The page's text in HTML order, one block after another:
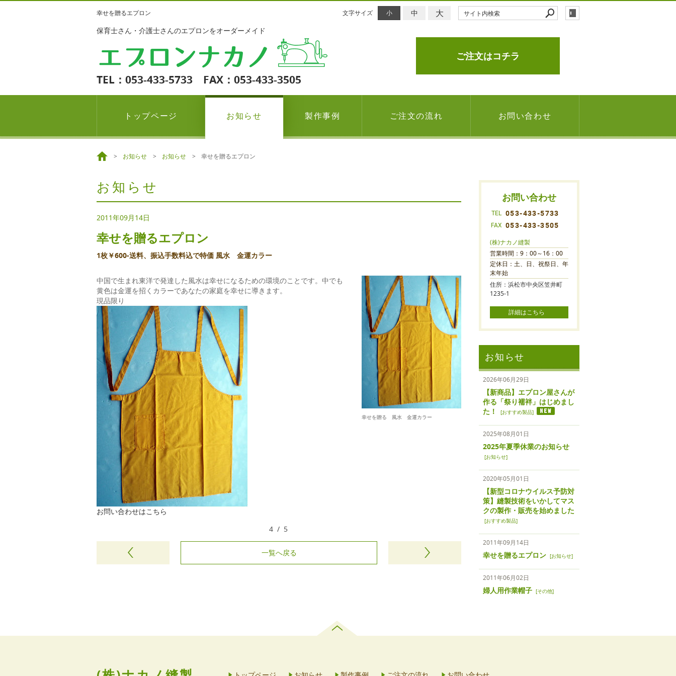
幸せを贈るエプロン 文字サイズ 小 中 大
保育士さん・介護士さんのエプロンをオーダーメイド
ご注文はコチラ
TEL：053-433-5733 FAX：053-433-3505
トップページ お知らせ 製作事例 ご注文の流れ お問い合わせ
お知らせ お知らせ 幸せを贈るエプロン
お知らせ
2011年09月14日
幸せを贈るエプロン
1枚￥600-送料、振込手数料込で特価 風水 金運カラー
幸せを贈る 風水 金運カラー
中国で生まれ東洋で発達した風水は幸せになるための環境のことです。中でも
黄色は金運を招くカラーであなたの家庭を幸せに導きます。
現品限り
お問い合わせはこちら
4 / 5
一覧へ戻る
お問い合わせ
TEL 053-433-5733
FAX 053-433-3505
(株)ナカノ縫製
営業時間：9：00～16：00
定休日：土、日、祝祭日、年
末年始
住所：浜松市中央区笠井町
1235-1
お知らせ
2026年06月29日
【新商品】エプロン屋さんが
作る「祭り襦袢」はじめまし
た！
[おすすめ製品]
2025年08月01日
2025年夏季休業のお知らせ
[お知らせ]
2020年05月01日
【新型コロナウイルス予防対
策】縫製技術をいかしてマス
クの製作・販売を始めました
[おすすめ製品]
2011年09月14日
幸せを贈るエプロン [お知らせ]
2011年06月02日
婦人用作業帽子 [その他]